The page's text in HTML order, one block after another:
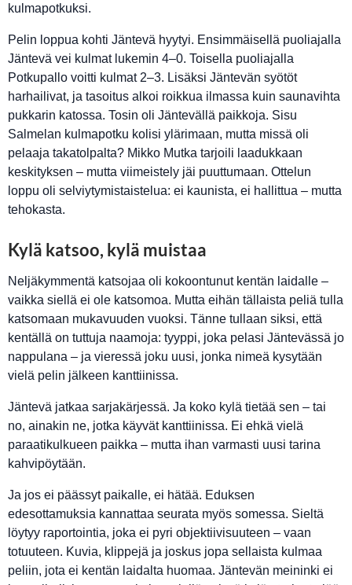
kulmapotkuksi.
Pelin loppua kohti Jäntevä hyytyi. Ensimmäisellä puoliajalla
Jäntevä vei kulmat lukemin 4–0. Toisella puoliajalla
Potkupallo voitti kulmat 2–3. Lisäksi Jäntevän syötöt
harhailivat, ja tasoitus alkoi roikkua ilmassa kuin saunavihta
pukkarin katossa. Tosin oli Jäntevällä paikkoja. Sisu
Salmelan kulmapotku kolisi ylärimaan, mutta missä oli
pelaaja takatolpalta? Mikko Mutka tarjoili laadukkaan
keskityksen – mutta viimeistely jäi puuttumaan. Ottelun
loppu oli selviytymistaistelua: ei kaunista, ei hallittua – mutta
tehokasta.
Kylä katsoo, kylä muistaa
Neljäkymmentä katsojaa oli kokoontunut kentän laidalle –
vaikka siellä ei ole katsomoa. Mutta eihän tällaista peliä tulla
katsomaan mukavuuden vuoksi. Tänne tullaan siksi, että
kentällä on tuttuja naamoja: tyyppi, joka pelasi Jäntevässä jo
nappulana – ja vieressä joku uusi, jonka nimeä kysytään
vielä pelin jälkeen kanttiinissa.
Jäntevä jatkaa sarjakärjessä. Ja koko kylä tietää sen – tai
no, ainakin ne, jotka käyvät kanttiinissa. Ei ehkä vielä
paraatikulkueen paikka – mutta ihan varmasti uusi tarina
kahvipöytään.
Ja jos ei päässyt paikalle, ei hätää. Eduksen
edesottamuksia kannattaa seurata myös somessa. Sieltä
löytyy raportointia, joka ei pyri objektiivisuuteen – vaan
totuuteen. Kuvia, klippejä ja joskus jopa sellaista kulmaa
peliin, jota ei kentän laidalta huomaa. Jäntevän meininki ei